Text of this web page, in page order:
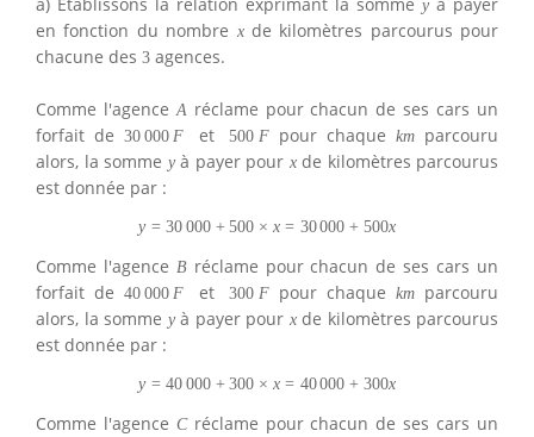
y
en fonction du nombre xde kilomètres parcourus pour
chacune des 3 agences.
Comme l'agenceAréclame pour chacun de ses cars un
forfait de30 000 F et 500 Fpour chaque kmparcouru
alors, la somme yà payer pour xde kilomètres parcourus
est donnée par :
y = 30 000 + 500 × x = 30000 + 500x
Comme l'agence B réclame pour chacun de ses cars un
forfait de40 000 F et 300 Fpour chaque kmparcouru
alors, la somme yà payer pour xde kilomètres parcourus
est donnée par :
y = 40 000 + 300 × x = 40000 + 300x
Comme l'agence Créclame pour chacun de ses cars un